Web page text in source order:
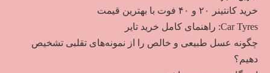
خرید کانتینر ۲۰ و ۴۰ فوت با بهترین قیمت
Car Tyres: راهنمای کامل خرید تایر
چگونه عسل طبیعی و خالص را از نمونه‌های تقلبی تشخیص
دهیم؟